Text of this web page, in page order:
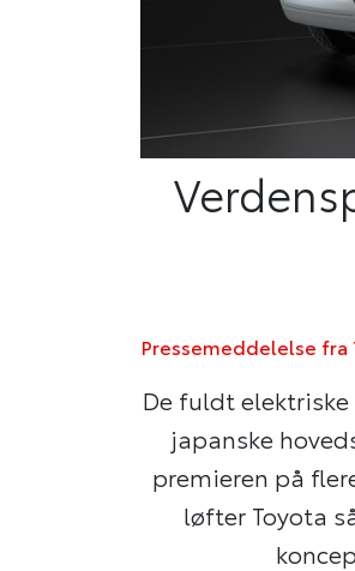
Pressemeddelelse fra
De fuldt
japanske
premieren på
løfter Toyota